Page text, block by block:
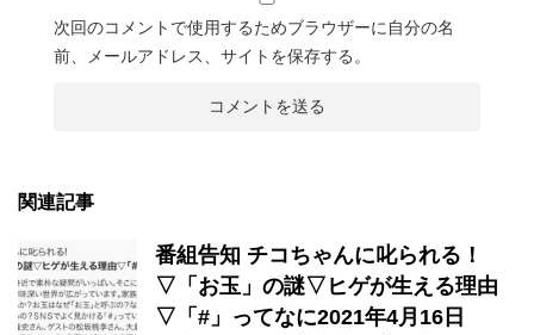
次回のコメントで使用するためブラウザーに自分の名
前、メールアドレス、サイトを保存する。
関連記事
番組告知 チコちゃんに叱られる！
▽「お玉」の謎▽ヒゲが生える理由
▽「#」ってなに2021年4月16日